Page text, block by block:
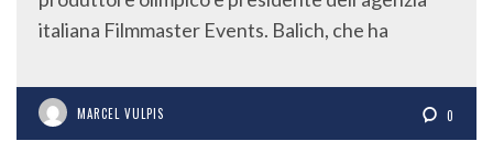
italiana Filmmaster Events. Balich, che ha
MARCEL VULPIS 0